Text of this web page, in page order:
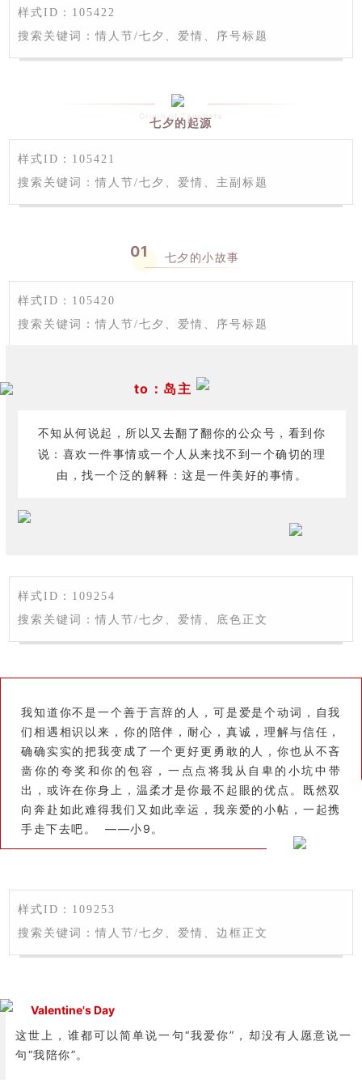
样式ID：105422
搜索关键词：情人节/七夕、爱情、序号标题
Origin of Tanabata
七夕的起源
样式ID：105421
搜索关键词：情人节/七夕、爱情、主副标题
01 七夕的小故事
样式ID：105420
搜索关键词：情人节/七夕、爱情、序号标题
to：岛主
不知从何说起，所以又去翻了翻你的公众号，看到你
说：喜欢一件事情或一个人从来找不到一个确切的理
由，找一个泛的解释：这是一件美好的事情。
样式ID：109254
搜索关键词：情人节/七夕、爱情、底色正文
我知道你不是一个善于言辞的人，可是爱是个动词，自我
们相遇相识以来，你的陪伴，耐心，真诚，理解与信任，
确确实实的把我变成了一个更好更勇敢的人，你也从不吝
啬你的夸奖和你的包容，一点点将我从自卑的小坑中带
出，或许在你身上，温柔才是你最不起眼的优点。既然双
向奔赴如此难得我们又如此幸运，我亲爱的小帖，一起携
手走下去吧。 ——小9。
样式ID：109253
搜索关键词：情人节/七夕、爱情、边框正文
Valentine's Day
这世上，谁都可以简单说一句“我爱你”，却没有人愿意说一
句“我陪你”。